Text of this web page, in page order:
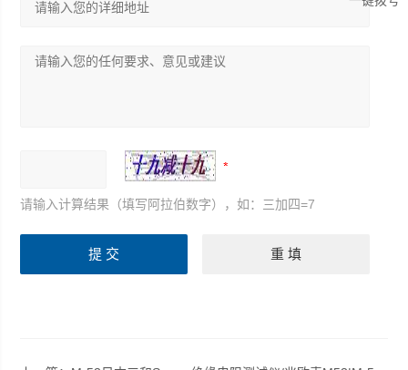
请输入计算结果（填写阿拉伯数字），如：三加四=7